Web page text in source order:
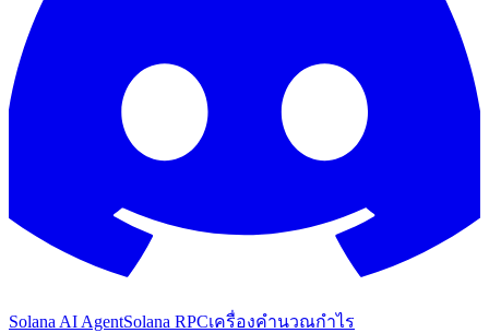
Solana AI AgentSolana RPCเครื่องคำนวณกำไร